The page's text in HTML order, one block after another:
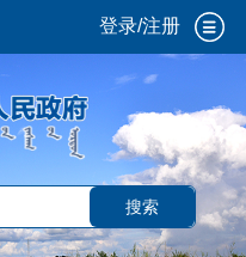
登录/注册
搜索